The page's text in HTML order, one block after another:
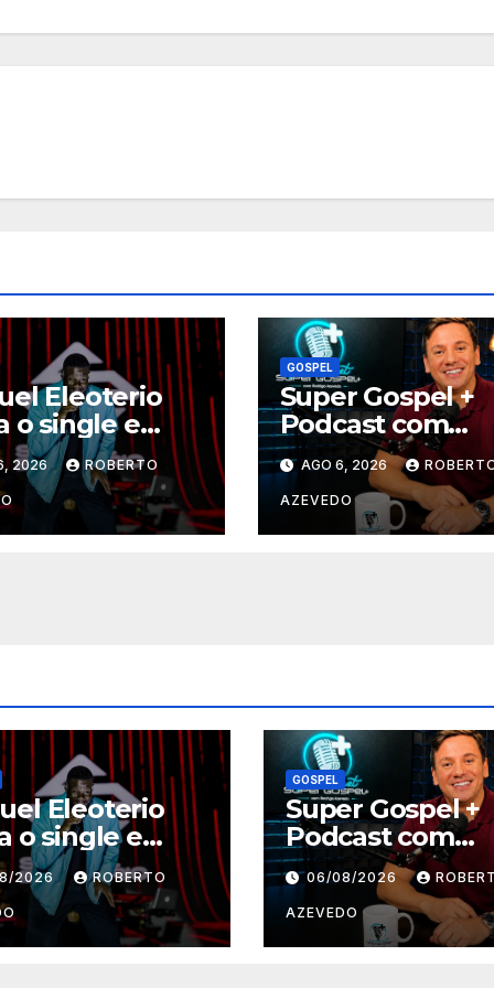
Eleoterio
o single e
de “Vai
2026 ROBERTO
GOSPEL
Super Gospel +
Podcast com
Rodrigo
estreia nova
temporada e
grandes nomes
AGO 6, 2026
AZEVEDO
Eleoterio
o single e
de “Vai
2026 ROBERTO
GOSPEL
Super Gospel +
Podcast com
Rodrigo
estreia nova
temporada e
grandes nomes
06/08/2026
AZEVEDO